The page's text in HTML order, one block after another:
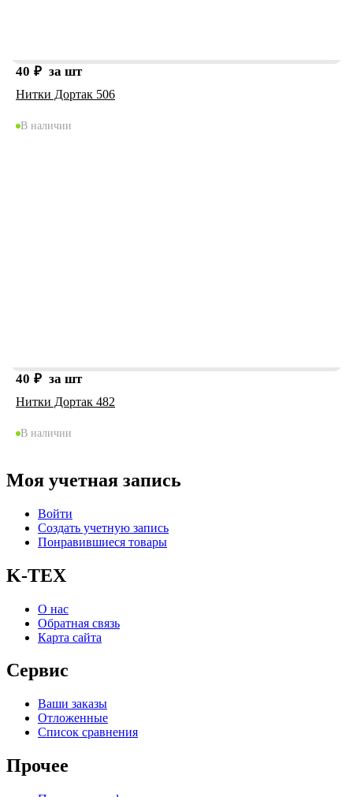
40 ₽ за шт
Нитки Дортак 506
В наличии
40 ₽ за шт
Нитки Дортак 482
В наличии
Моя учетная запись
Войти
Создать учетную запись
Понравившиеся товары
K-TEX
О нас
Обратная связь
Карта сайта
Сервис
Ваши заказы
Отложенные
Список сравнения
Прочее